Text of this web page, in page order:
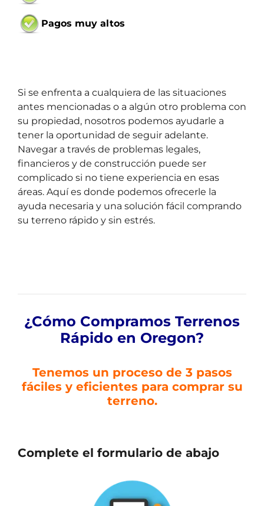
Pagos muy altos
Si se enfrenta a cualquiera de las situaciones
antes mencionadas o a algún otro problema con
su propiedad, nosotros podemos ayudarle a
tener la oportunidad de seguir adelante.
Navegar a través de problemas legales,
financieros y de construcción puede ser
complicado si no tiene experiencia en esas
áreas. Aquí es donde podemos ofrecerle la
ayuda necesaria y una solución fácil comprando
su terreno rápido y sin estrés.
¿Cómo Compramos Terrenos
Rápido en Oregon?
Tenemos un proceso de 3 pasos
fáciles y eficientes para comprar su
terreno.
Complete el formulario de abajo